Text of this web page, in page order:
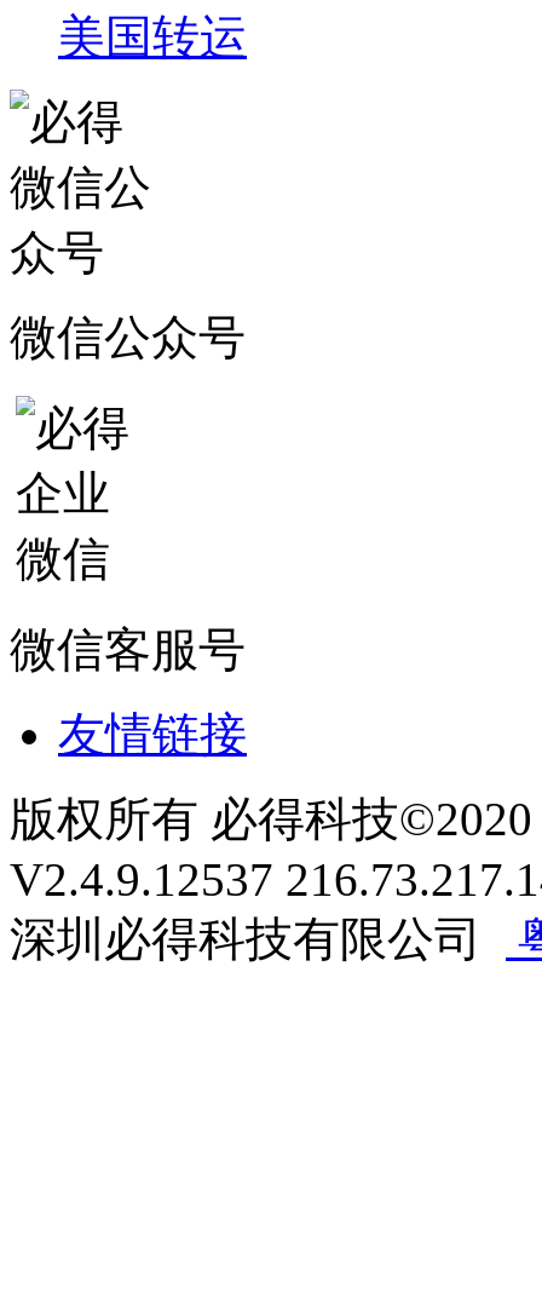
美国转运
微信公众号
微信客服号
友情链接
版权所有 必得科技©
V2.4.9.12537
深圳必得科技有限公司